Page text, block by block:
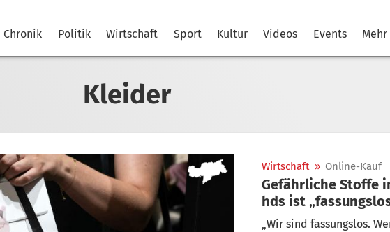
Chronik Politik Wirtschaft Sport Kultur Videos Events Mehr
Kleider
Wirtschaft » Online-Kauf
Gefährliche Stoffe
hds ist
„Wir sind fassungslos.